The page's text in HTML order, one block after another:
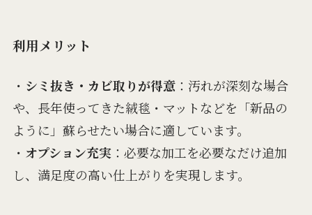
利用メリット
・ シミ抜き・カビ取りが得意：汚れが深刻な場合
や、長年使ってきた絨毯・マットなどを「新品の
ように」蘇らせたい場合に適しています。
・ オプション充実 ：必要な加工を必要なだけ追加
し、満足度の高い仕上がりを実現します。